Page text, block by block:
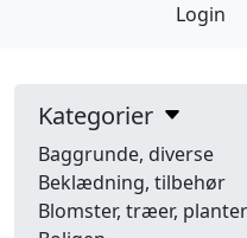
Login
Kategorier
Baggrunde, diverse
Beklædning, tilbehør
Blomster, træer, planter